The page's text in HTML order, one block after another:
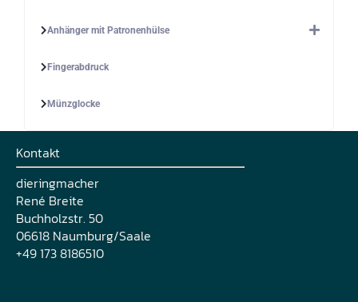
Anhänger mit Patronenhülse
Fingerabdruck
Münzglocke
Kontakt
dieringmacher
René Breite
Buchholzstr. 50
06618 Naumburg/Saale
+49 173 8186510